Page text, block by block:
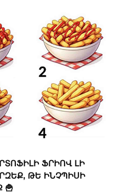
ՖՐԻՈՎ ԼԻ
ԹԵ ԻՆՉՊԻՍԻ
🍟